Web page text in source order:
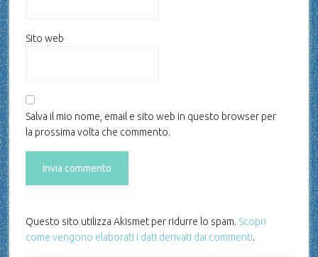
Sito web
Salva il mio nome, email e sito web in questo browser per
la prossima volta che commento.
Questo sito utilizza Akismet per ridurre lo spam. Scopri
come vengono elaborati i dati derivati dai commenti.